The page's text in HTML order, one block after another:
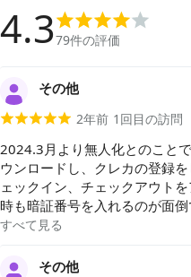
4.379件の評価
その他
2年前 1 回目の訪問
2024.3月より無人化とのこと
ウンロードし、クレカの登録
ェックイン、チェックアウトをアプ
時も暗証番号を入れるのが面
部屋もお手洗いもキレイだし室
すべて見る
その他